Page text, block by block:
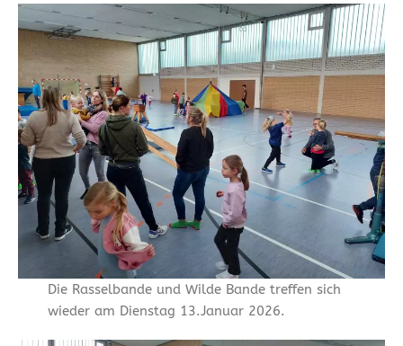
Die Rasselbande und Wilde Bande treffen sich
wieder am Dienstag 13.Januar 2026.